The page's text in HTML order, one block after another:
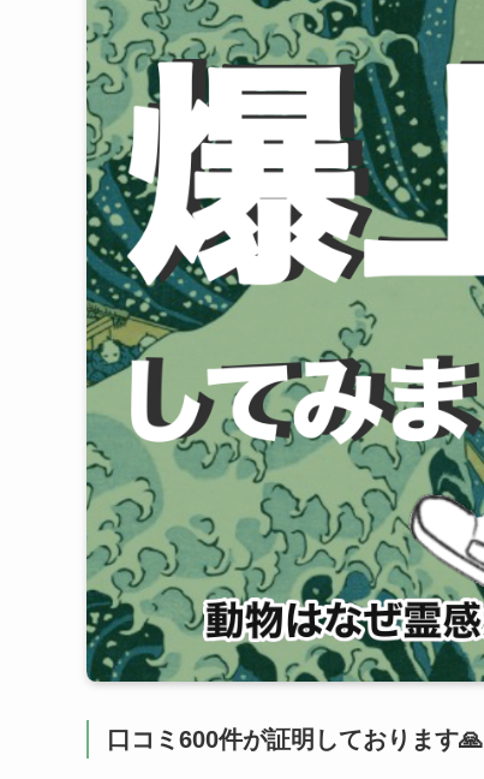
口コミ600件が証明しております🙏